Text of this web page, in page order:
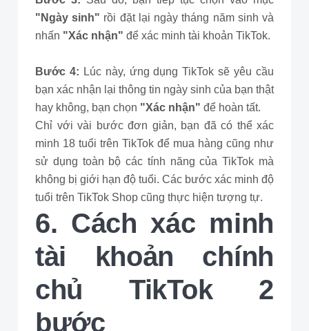
"Ngày sinh" rồi đặt lại ngày tháng năm sinh và
nhấn "Xác nhận" để xác minh tài khoản TikTok.
Bước 4: Lúc này, ứng dụng TikTok sẽ yêu cầu
bạn xác nhận lại thông tin ngày sinh của bạn thật
hay không, bạn chọn "Xác nhận" để hoàn tất.
Chỉ với vài bước đơn giản, bạn đã có thể xác
minh 18 tuổi trên TikTok để mua hàng cũng như
sử dụng toàn bộ các tính năng của TikTok mà
không bị giới hạn độ tuổi. Các bước xác minh độ
tuổi trên TikTok Shop cũng thực hiện tượng tự.
6. Cách xác minh
tài khoản chính
chủ TikTok 2
bước